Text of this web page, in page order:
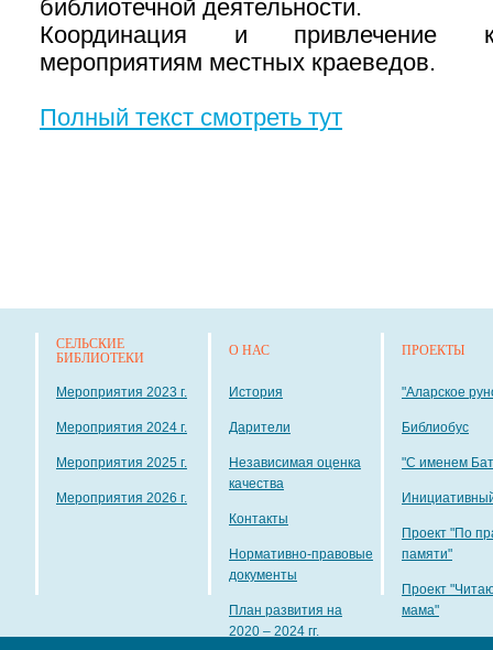
библиотечной деятельности.
Координация и привлечение к
мероприятиям местных краеведов.
Полный текст смотреть тут
СЕЛЬСКИЕ
БИБЛИОТЕКИ
Мероприятия 2023 г.
Мероприятия 2024 г.
Мероприятия 2025 г.
Мероприятия 2026 г.
О НАС
История
Дарители
Независимая оценка
качества
Контакты
Нормативно-правовые
документы
План развития на
2020 – 2024 гг.
ПРОЕКТЫ
"Аларское
Библиобус
"С именем
Проект "По
памяти"
Проект
мама"